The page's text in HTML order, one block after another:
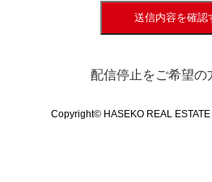
送信内容を確認
配信停止をご希望の
Copyright© HASEKO REAL